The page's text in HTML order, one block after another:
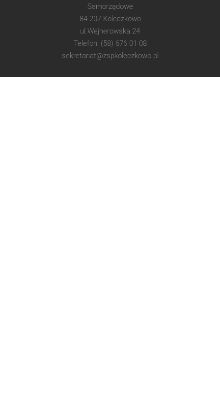
Samorządowe
84-207 Koleczkowo
ul.Wejherowska 24
Telefon: (58) 676 01 08
sekretariat@zspkoleczkowo.pl